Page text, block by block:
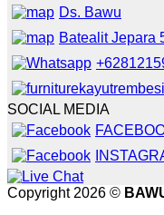
Ds. Bawu
Batealit Jepara
SOCIAL MEDIA
Copyright 2026 ©